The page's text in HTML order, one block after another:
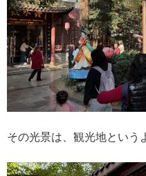
その光景は、観光地という